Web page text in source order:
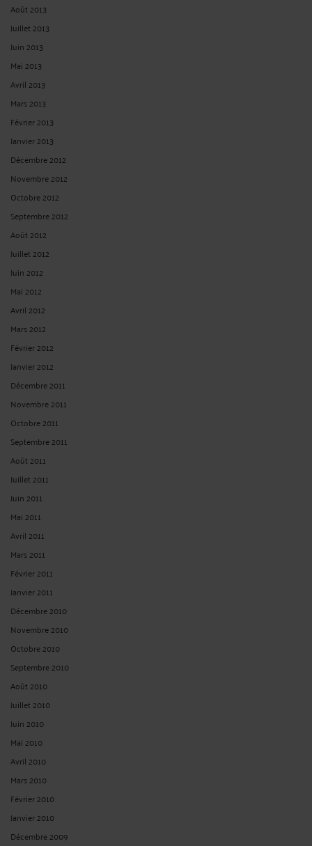
Août 2013
Juillet 2013
Juin 2013
Mai 2013
Avril 2013
Mars 2013
Février 2013
Janvier 2013
Décembre 2012
Novembre 2012
Octobre 2012
Septembre 2012
Août 2012
Juillet 2012
Juin 2012
Mai 2012
Avril 2012
Mars 2012
Février 2012
Janvier 2012
Décembre 2011
Novembre 2011
Octobre 2011
Septembre 2011
Août 2011
Juillet 2011
Juin 2011
Mai 2011
Avril 2011
Mars 2011
Février 2011
Janvier 2011
Décembre 2010
Novembre 2010
Octobre 2010
Septembre 2010
Août 2010
Juillet 2010
Juin 2010
Mai 2010
Avril 2010
Mars 2010
Février 2010
Janvier 2010
Décembre 2009